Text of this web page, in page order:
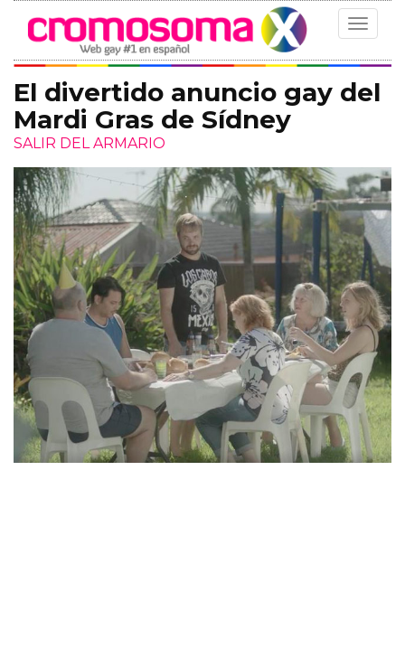
Toggle
El divertido anuncio gay del
Mardi Gras de Sídney
SALIR DEL ARMARIO